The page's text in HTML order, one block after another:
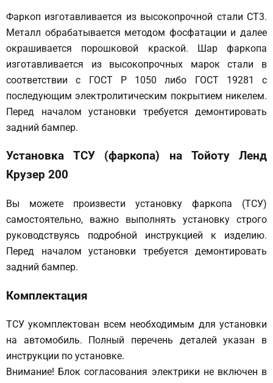
Фаркоп изготавливается из высокопрочной стали СТ3.
Металл обрабатывается методом фосфатации и далее
окрашивается порошковой краской. Шар фаркопа
изготавливается из высокопрочных марок стали в
соответствии с ГОСТ Р 1050 либо ГОСТ 19281 с
последующим электролитическим покрытием никелем.
Перед началом установки требуется демонтировать
задний бампер.
Установка ТСУ (фаркопа) на Тойоту Ленд
Крузер 200
Вы можете произвести установку фаркопа (ТСУ)
самостоятельно, важно выполнять установку строго
руководствуясь подробной инструкцией к изделию.
Перед началом установки требуется демонтировать
задний бампер.
Комплектация
ТСУ укомплектован всем необходимым для установки
на автомобиль. Полный перечень деталей указан в
инструкции по установке.
Внимание! Блок согласования электрики не включен в